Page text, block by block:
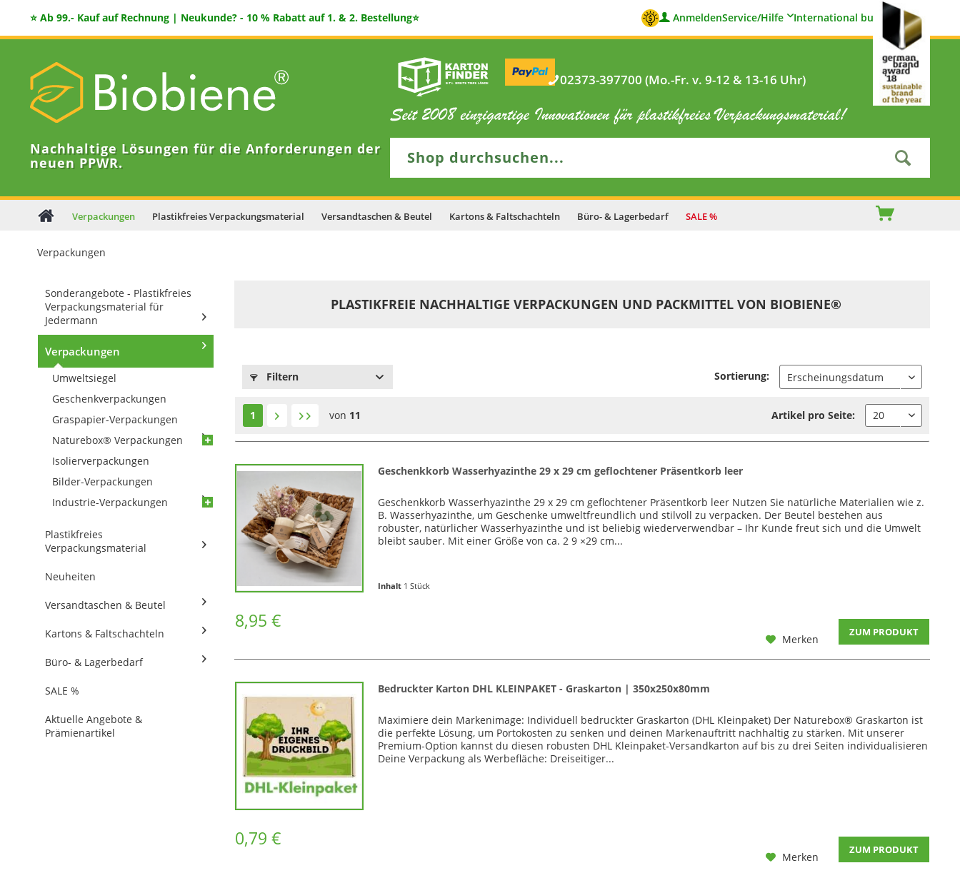
⭐ Ab 99.- Kauf auf Rechnung | Neukunde? - 10 % Rabatt auf 1. & 2. Bestellung⭐ AnmeldenService/Hilfe International buyers
Nachhaltige Lösungen für die Anforderungen der
neuen PPWR.
02373-397700 (Mo.-Fr. v. 9-12 & 13-16 Uhr)
Verpackungen Plastikfreies Verpackungsmaterial Versandtaschen & Beutel Kartons & Faltschachteln Büro- & Lagerbedarf SALE %
Verpackungen
Sonderangebote - Plastikfreies
Verpackungsmaterial für
Jedermann
Verpackungen
Umweltsiegel
Geschenkverpackungen
Graspapier-Verpackungen
Naturebox® Verpackungen
Isolierverpackungen
Bilder-Verpackungen
Industrie-Verpackungen
Plastikfreies
Verpackungsmaterial
Neuheiten
Versandtaschen & Beutel
Kartons & Faltschachteln
Büro- & Lagerbedarf
SALE %
Aktuelle Angebote &
Prämienartikel
PLASTIKFREIE NACHHALTIGE VERPACKUNGEN UND PACKMITTEL VON BIOBIENE®
Filtern Sortierung:
1 von 11 Artikel pro Seite:
Geschenkkorb Wasserhyazinthe 29 x 29 cm geflochtener Präsentkorb leer
Geschenkkorb Wasserhyazinthe 29 x 29 cm geflochtener Präsentkorb leer Nutzen Sie natürliche Materialien wie z.
B. Wasserhyazinthe, um Geschenke umweltfreundlich und stilvoll zu verpacken. Der Beutel bestehen aus
robuster, natürlicher Wasserhyazinthe und ist beliebig wiederverwendbar – Ihr Kunde freut sich und die Umwelt
bleibt sauber. Mit einer Größe von ca. 2 9 ×29 cm...
Inhalt 1 Stück
8,95 € ZUM PRODUKT
Merken
Bedruckter Karton DHL KLEINPAKET - Graskarton | 350x250x80mm
Maximiere dein Markenimage: Individuell bedruckter Graskarton (DHL Kleinpaket) Der Naturebox® Graskarton ist
die perfekte Lösung, um Portokosten zu senken und deinen Markenauftritt nachhaltig zu stärken. Mit unserer
Premium-Option kannst du diesen robusten DHL Kleinpaket-Versandkarton auf bis zu drei Seiten individualisieren
Deine Verpackung als Werbefläche: Dreiseitiger...
0,79 € ZUM PRODUKT
Merken